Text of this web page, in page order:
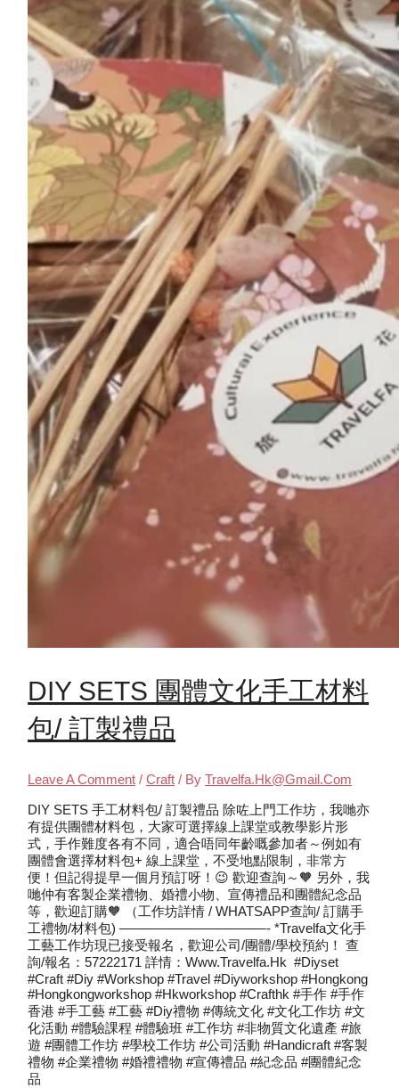
DIY SETS 團體文化手工材料
包/ 訂製禮品
Leave A Comment /Craft / ByTravelfa.hk@gmail.com
DIY SETS 手工材料包/ 訂製禮品 除咗上門工作坊，我哋亦
有提供團體材料包，大家可選擇線上課堂或教學影片形
式，手作難度各有不同，適合唔同年齡嘅參加者～例如有
團體會選擇材料包+ 線上課堂，不受地點限制，非常方
便！但記得提早一個月預訂呀！😉 歡迎查詢～🧡 另外，我
哋仲有客製企業禮物、婚禮小物、宣傳禮品和團體紀念品
等，歡迎訂購🧡 （工作坊詳情 / WHATSAPP查詢/ 訂購手
工禮物/材料包) ———————————- *Travelfa文化手
工藝工作坊現已接受報名，歡迎公司/團體/學校預約！ 查
詢/報名：57222171 詳情：www.travelfa.hk #diyset
#craft #diy #workshop #travel #diyworkshop #hongkong
#hongkongworkshop #hkworkshop #crafthk #手作 #手作
香港 #手工藝 #工藝 #diy禮物 #傳統文化 #文化工作坊 #文
化活動 #體驗課程 #體驗班 #工作坊 #非物質文化遺產 #旅
遊 #團體工作坊 #學校工作坊 #公司活動 #handicraft #客製
禮物 #企業禮物 #婚禮禮物 #宣傳禮品 #紀念品 #團體紀念
品